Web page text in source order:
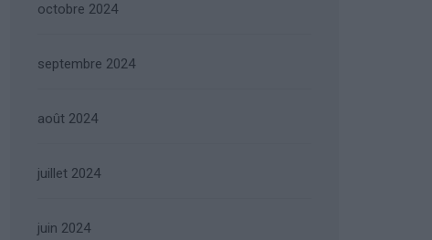
octobre 2024
septembre 2024
août 2024
juillet 2024
juin 2024